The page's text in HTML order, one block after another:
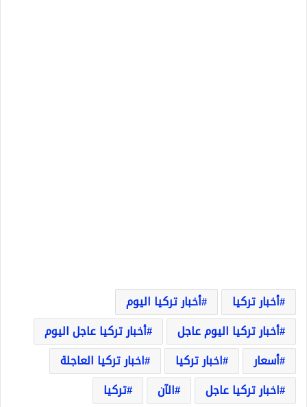
أخبار تركيا
أخبار تركيا اليوم
أخبار تركيا اليوم عاجل
أخبار تركيا عاجل اليوم
أسعار
اخبار تركيا
اخبار تركيا العاجلة
اخبار تركيا عاجل
الآن
تركيا